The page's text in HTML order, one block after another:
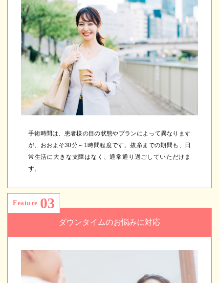
手術時間は、患者様の目の状態やプランによって異なります
が、おおよそ30分～1時間程度です。抜糸までの期間も、日
常生活に大きな支障はなく、通常通り過ごしていただけま
す。
Feature 03
ダウンタイムのお悩みに対応